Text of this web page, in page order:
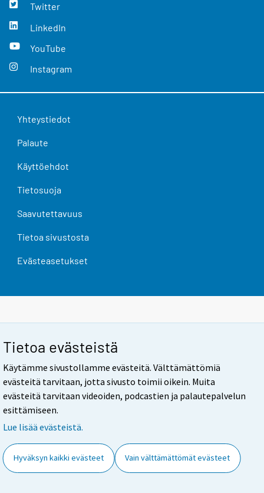
Tietoa evästeistä
Käytämme sivustollamme evästeitä. Välttämättömiä
evästeitä tarvitaan, jotta sivusto toimii oikein. Muita
evästeitä tarvitaan videoiden, podcastien ja palautepalvelun
esittämiseen.
Lue lisää evästeistä.
Hyväksyn kaikki evästeet Vain välttämättömät evästeet
Twitter
LinkedIn
YouTube
Instagram
Yhteystiedot
Palaute
Käyttöehdot
Tietosuoja
Saavutettavuus
Tietoa sivustosta
Evästeasetukset